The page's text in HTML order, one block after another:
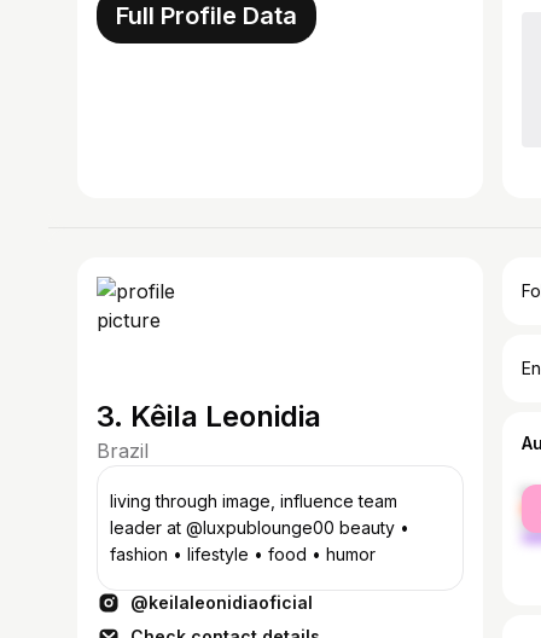
Full Profile Data
3. Kêila Leonidia
Brazil
living through image, influence team
leader at @luxpublounge00 beauty •
fashion • lifestyle • food • humor
@keilaleonidiaoficial